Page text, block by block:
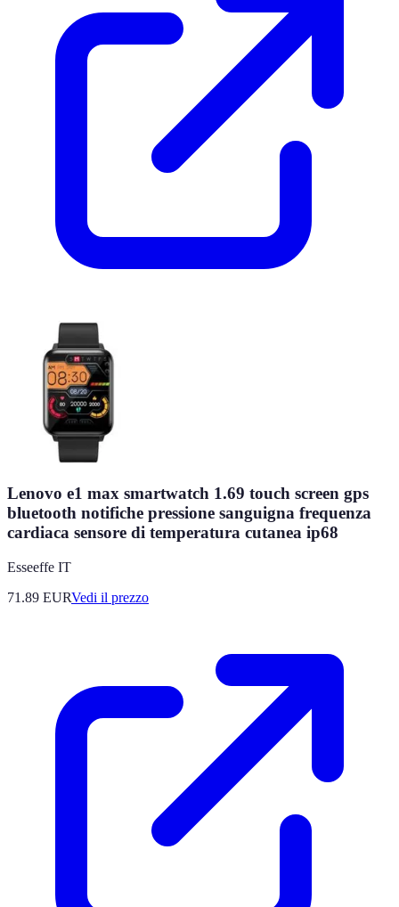
Lenovo e1 max smartwatch 1.69 touch screen gps
bluetooth notifiche pressione sanguigna frequenza
cardiaca sensore di temperatura cutanea ip68
Esseeffe IT
71.89 EURVedi il prezzo